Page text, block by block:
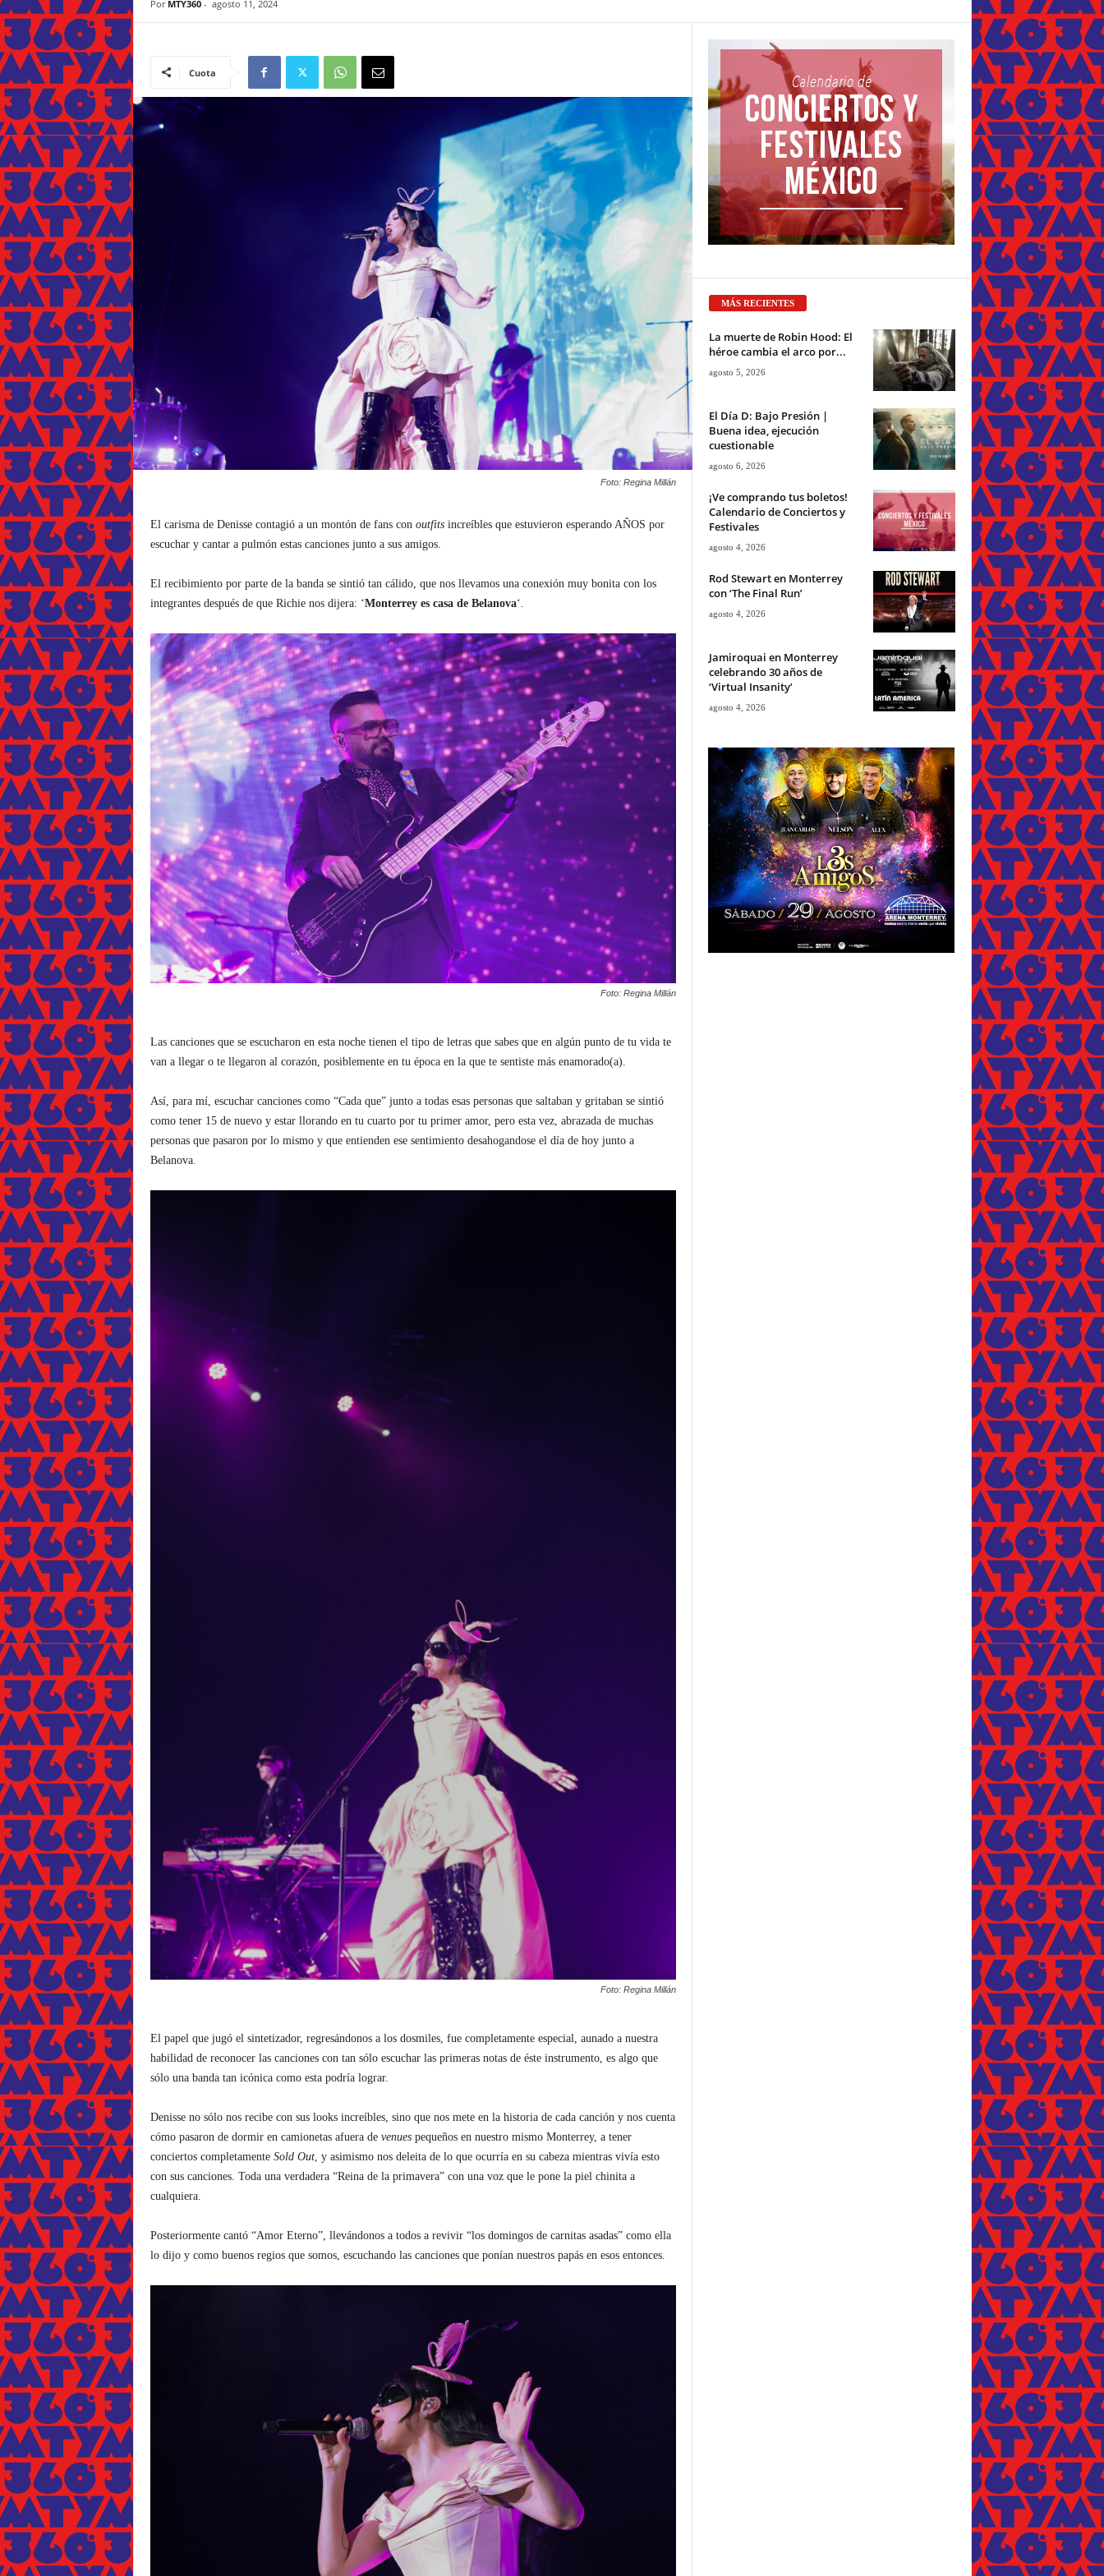
Por MTY360- agosto 11, 2024
Cuota
Foto: Regina Millán
El carisma de Denisse contagió a un montón de fans con outfitsincreíbles que estuvieron esperando AÑOS por
escuchar y cantar a pulmón estas canciones junto a sus amigos.
El recibimiento por parte de la banda se sintió tan cálido, que nos llevamos una conexión muy bonita con los
integrantes después de que Richie nos dijera: ‘Monterrey es casa de Belanova‘.
Foto: Regina Millán
Las canciones que se escucharon en esta noche tienen el tipo de letras que sabes que en algún punto de tu vida te
van a llegar o te llegaron al corazón, posiblemente en tu época en la que te sentiste más enamorado(a).
Así, para mí, escuchar canciones como “Cada que” junto a todas esas personas que saltaban y gritaban se sintió
como tener 15 de nuevo y estar llorando en tu cuarto por tu primer amor, pero esta vez, abrazada de muchas
personas que pasaron por lo mismo y que entienden ese sentimiento desahogandose el día de hoy junto a
Belanova.
Foto: Regina Millán
El papel que jugó el sintetizador, regresándonos a los dosmiles, fue completamente especial, aunado a nuestra
habilidad de reconocer las canciones con tan sólo escuchar las primeras notas de éste instrumento, es algo que
sólo una banda tan icónica como esta podría lograr.
Denisse no sólo nos recibe con sus looks increíbles, sino que nos mete en la historia de cada canción y nos cuenta
cómo pasaron de dormir en camionetas afuera de venuespequeños en nuestro mismo Monterrey, a tener
conciertos completamente Sold Out, y asimismo nos deleita de lo que ocurría en su cabeza mientras vivía esto
con sus canciones. Toda una verdadera “Reina de la primavera” con una voz que le pone la piel chinita a
cualquiera.
Posteriormente cantó “Amor Eterno”, llevándonos a todos a revivir “los domingos de carnitas asadas” como ella
lo dijo y como buenos regios que somos, escuchando las canciones que ponían nuestros papás en esos entonces.
MÁS RECIENTES
La muerte de Robin Hood: El
héroe cambia el arco por...
agosto 5, 2026
El Día D: Bajo Presión |
Buena idea, ejecución
cuestionable
agosto 6, 2026
¡Ve comprando tus boletos!
Calendario de Conciertos y
Festivales
agosto 4, 2026
Rod Stewart en Monterrey
con ‘The Final Run’
agosto 4, 2026
Jamiroquai en Monterrey
celebrando 30 años de
‘Virtual Insanity’
agosto 4, 2026